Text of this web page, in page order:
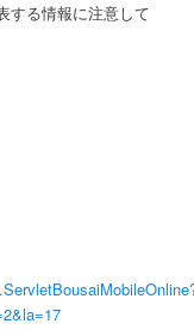
する情報に注意して